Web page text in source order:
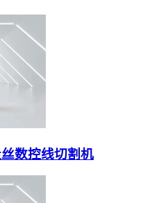
数控线切割机